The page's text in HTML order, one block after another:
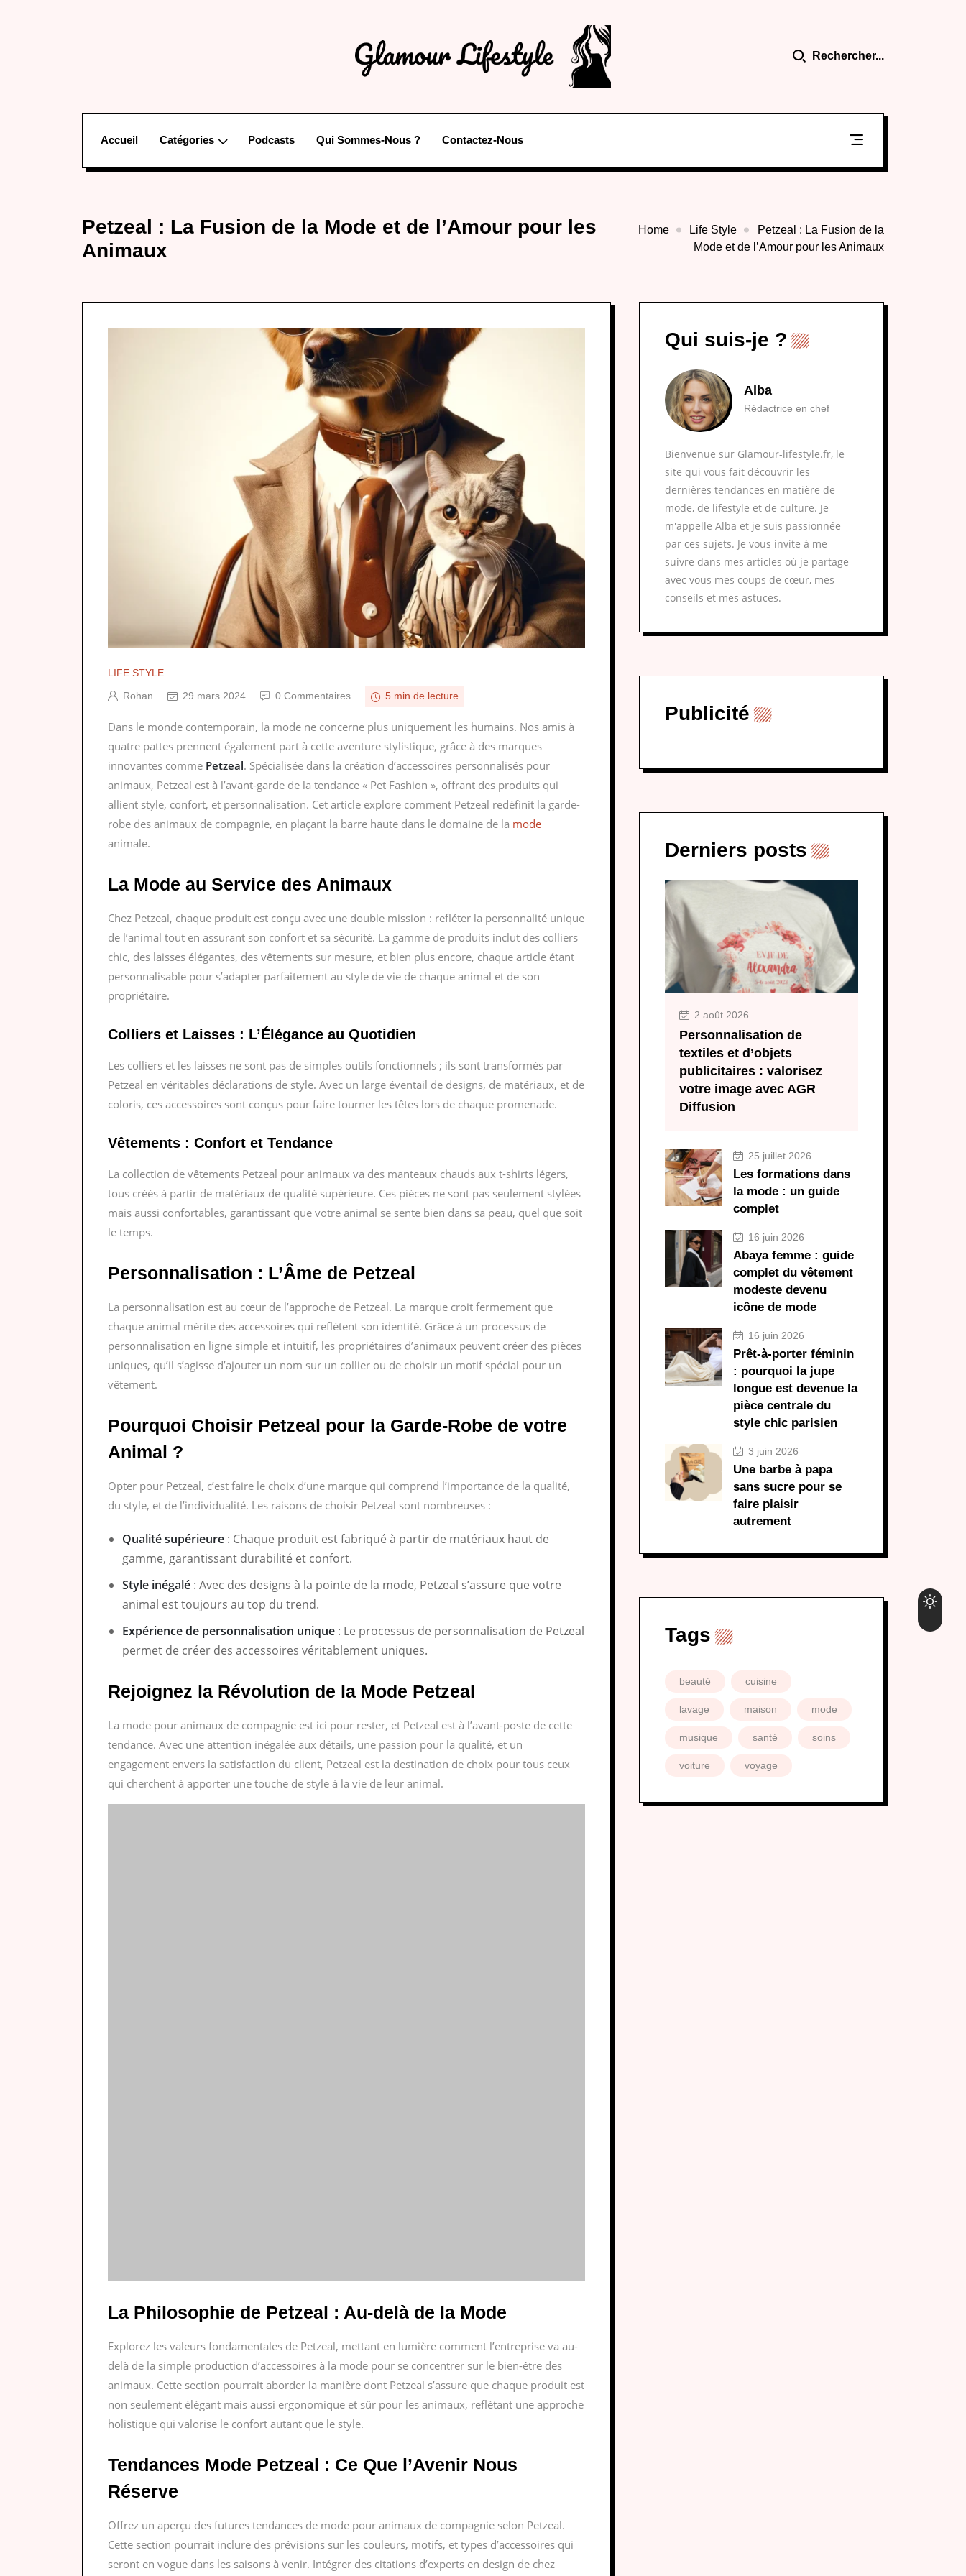
Rechercher...
Accueil Catégories Podcasts Qui Sommes-Nous ? Contactez-Nous
Petzeal : La Fusion de la Mode et de l’Amour pour les
Animaux
Home Life Style
Petzeal : La Fusion de la
Mode et de l’Amour pour les Animaux
LIFE STYLE
Rohan
29 mars 2024 0 Commentaires 5 min de lecture
Dans le monde contemporain, la mode ne concerne plus uniquement les humains. Nos amis à
quatre pattes prennent également part à cette aventure stylistique, grâce à des marques
innovantes comme Petzeal. Spécialisée dans la création d’accessoires personnalisés pour
animaux, Petzeal est à l’avant-garde de la tendance « Pet Fashion », offrant des produits qui
allient style, confort, et personnalisation. Cet article explore comment Petzeal redéfinit la garde-
robe des animaux de compagnie, en plaçant la barre haute dans le domaine de la mode
animale.
La Mode au Service des Animaux
Chez Petzeal, chaque produit est conçu avec une double mission : refléter la personnalité unique
de l’animal tout en assurant son confort et sa sécurité. La gamme de produits inclut des colliers
chic, des laisses élégantes, des vêtements sur mesure, et bien plus encore, chaque article étant
personnalisable pour s’adapter parfaitement au style de vie de chaque animal et de son
propriétaire.
Colliers et Laisses : L’Élégance au Quotidien
Les colliers et les laisses ne sont pas de simples outils fonctionnels ; ils sont transformés par
Petzeal en véritables déclarations de style. Avec un large éventail de designs, de matériaux, et de
coloris, ces accessoires sont conçus pour faire tourner les têtes lors de chaque promenade.
Vêtements : Confort et Tendance
La collection de vêtements Petzeal pour animaux va des manteaux chauds aux t-shirts légers,
tous créés à partir de matériaux de qualité supérieure. Ces pièces ne sont pas seulement stylées
mais aussi confortables, garantissant que votre animal se sente bien dans sa peau, quel que soit
le temps.
Personnalisation : L’Âme de Petzeal
La personnalisation est au cœur de l’approche de Petzeal. La marque croit fermement que
chaque animal mérite des accessoires qui reflètent son identité. Grâce à un processus de
personnalisation en ligne simple et intuitif, les propriétaires d’animaux peuvent créer des pièces
uniques, qu’il s’agisse d’ajouter un nom sur un collier ou de choisir un motif spécial pour un
vêtement.
Pourquoi Choisir Petzeal pour la Garde-Robe de votre
Animal ?
Opter pour Petzeal, c’est faire le choix d’une marque qui comprend l’importance de la qualité,
du style, et de l’individualité. Les raisons de choisir Petzeal sont nombreuses :
Qualité supérieure : Chaque produit est fabriqué à partir de matériaux haut de
gamme, garantissant durabilité et confort.
Style inégalé : Avec des designs à la pointe de la mode, Petzeal s’assure que votre
animal est toujours au top du trend.
Expérience de personnalisation unique : Le processus de personnalisation de Petzeal
permet de créer des accessoires véritablement uniques.
Rejoignez la Révolution de la Mode Petzeal
La mode pour animaux de compagnie est ici pour rester, et Petzeal est à l’avant-poste de cette
tendance. Avec une attention inégalée aux détails, une passion pour la qualité, et un
engagement envers la satisfaction du client, Petzeal est la destination de choix pour tous ceux
qui cherchent à apporter une touche de style à la vie de leur animal.
La Philosophie de Petzeal : Au-delà de la Mode
Explorez les valeurs fondamentales de Petzeal, mettant en lumière comment l’entreprise va au-
delà de la simple production d’accessoires à la mode pour se concentrer sur le bien-être des
animaux. Cette section pourrait aborder la manière dont Petzeal s’assure que chaque produit est
non seulement élégant mais aussi ergonomique et sûr pour les animaux, reflétant une approche
holistique qui valorise le confort autant que le style.
Tendances Mode Petzeal : Ce Que l’Avenir Nous
Réserve
Offrez un aperçu des futures tendances de mode pour animaux de compagnie selon Petzeal.
Cette section pourrait inclure des prévisions sur les couleurs, motifs, et types d’accessoires qui
seront en vogue dans les saisons à venir. Intégrer des citations d’experts en design de chez
Qui suis-je ?
Alba
Rédactrice en chef
Bienvenue sur Glamour-lifestyle.fr, le
site qui vous fait découvrir les
dernières tendances en matière de
mode, de lifestyle et de culture. Je
m'appelle Alba et je suis passionnée
par ces sujets. Je vous invite à me
suivre dans mes articles où je partage
avec vous mes coups de cœur, mes
conseils et mes astuces.
Publicité
Derniers posts
2 août 2026
Personnalisation de
textiles et d’objets
publicitaires : valorisez
votre image avec AGR
Diffusion
25 juillet 2026
Les formations dans
la mode : un guide
complet
16 juin 2026
Abaya femme : guide
complet du vêtement
modeste devenu
icône de mode
16 juin 2026
Prêt-à-porter féminin
: pourquoi la jupe
longue est devenue la
pièce centrale du
style chic parisien
3 juin 2026
Une barbe à papa
sans sucre pour se
faire plaisir
autrement
Tags
beauté cuisine
lavage maison mode
musique santé soins
voiture voyage